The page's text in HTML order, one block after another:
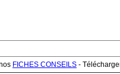
FICHES CONSEILS -